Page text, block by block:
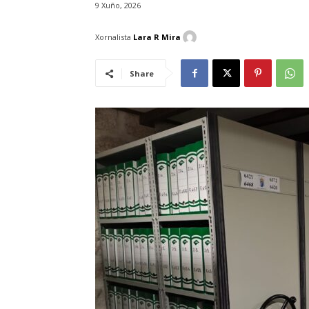
9 Xuño, 2026
Xornalista Lara R Mira
Share